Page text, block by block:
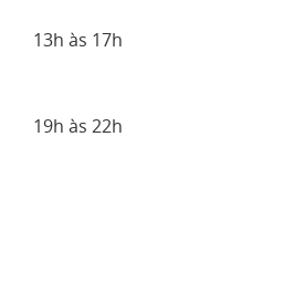
13h às 17h
19h às 22h